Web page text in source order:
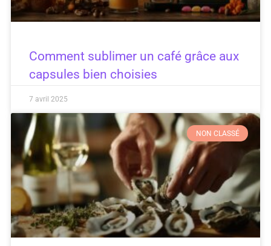
Comment sublimer un café grâce aux
capsules bien choisies
7 avril 2025
NON CLASSÉ